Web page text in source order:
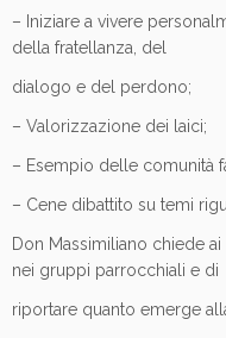
– Iniziare a vivere
della fratellanza, del
dialogo e del perdono;
– Valorizzazione dei laici;
– Esempio delle comunità
– Cene dibattito su temi
Don Massimiliano chiede
nei gruppi parrocchiali e di
riportare quanto emerge